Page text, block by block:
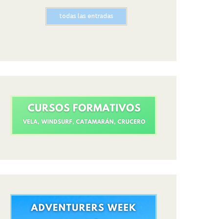
todas las entradas